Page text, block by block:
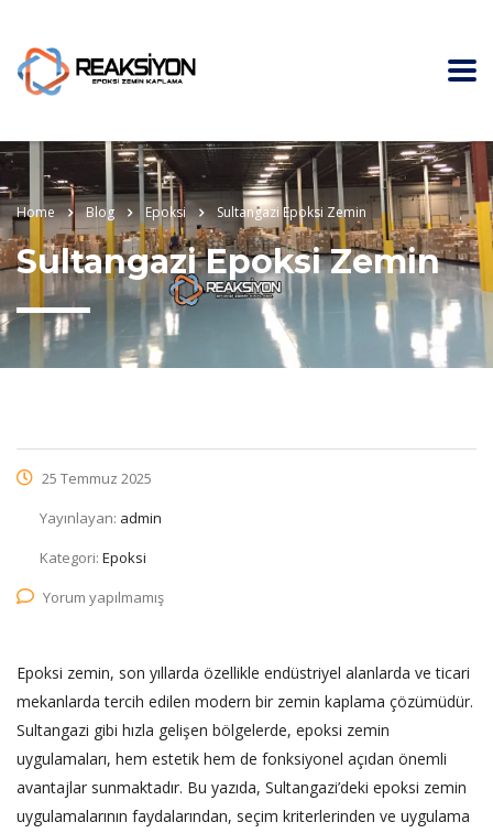
Home Blog Epoksi Sultangazi Epoksi Zemin
Sultangazi Epoksi Zemin
25 Temmuz 2025
Yayınlayan: admin
Kategori: Epoksi
Yorum yapılmamış
Epoksi zemin, son yıllarda özellikle endüstriyel alanlarda ve ticari
mekanlarda tercih edilen modern bir zemin kaplama çözümüdür.
Sultangazi gibi hızla gelişen bölgelerde, epoksi zemin
uygulamaları, hem estetik hem de fonksiyonel açıdan önemli
avantajlar sunmaktadır. Bu yazıda, Sultangazi’deki epoksi zemin
uygulamalarının faydalarından, seçim kriterlerinden ve uygulama